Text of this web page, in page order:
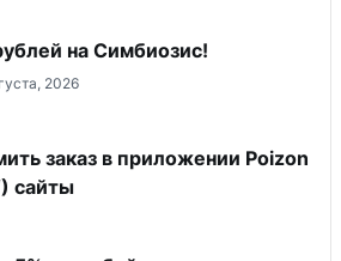
на Симбиозис!
2026
заказ в приложении Poizon
сайты